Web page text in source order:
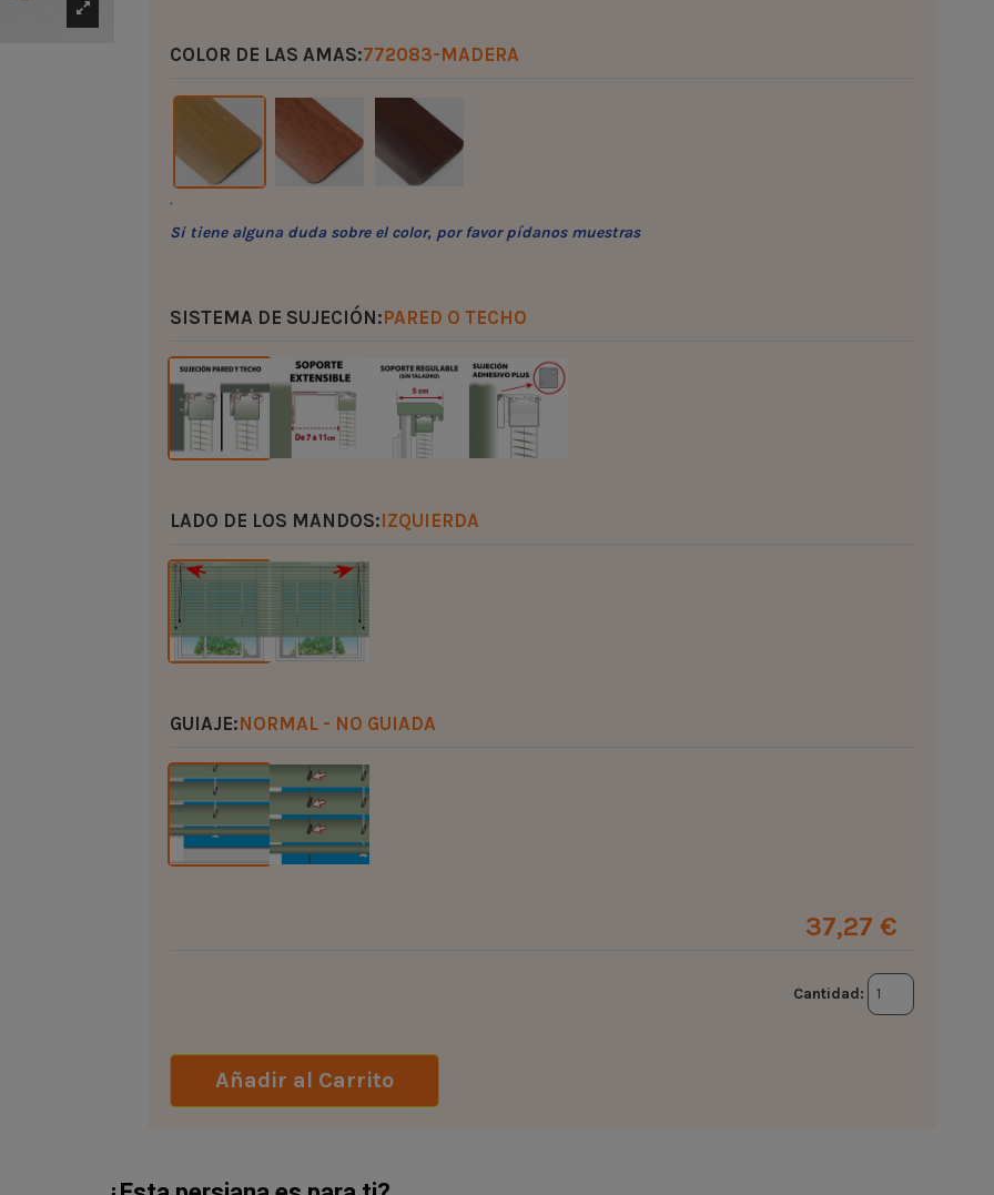
COLOR DE LAS AMAS:772083-MADERA
.
Si tiene alguna duda sobre el color, por favor pídanos muestras
SISTEMA DE SUJECIÓN:PARED O TECHO
LADO DE LOS MANDOS:IZQUIERDA
GUIAJE:NORMAL - NO GUIADA
37,27 €
Cantidad:
Añadir al Carrito